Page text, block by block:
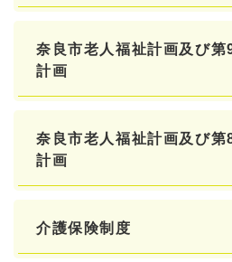
奈良市老人福祉計画及び第
計画
奈良市老人福祉計画及び第
計画
介護保険制度